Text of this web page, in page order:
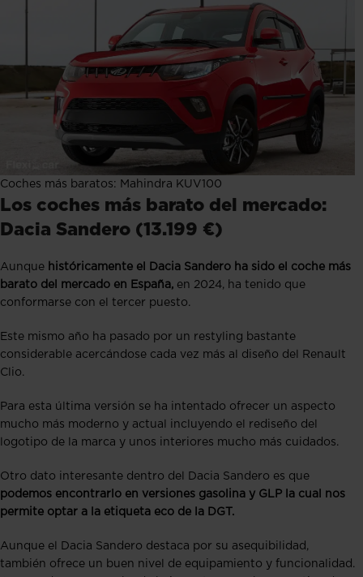
Coches más baratos: Mahindra KUV100
Los coches más barato del mercado:
Dacia Sandero (13.199 €)
Aunque históricamente el Dacia Sandero ha sido el coche más
barato del mercado en España, en 2024, ha tenido que
conformarse con el tercer puesto.
Este mismo año ha pasado por un restyling bastante
considerable acercándose cada vez más al diseño del Renault
Clio.
Para esta última versión se ha intentado ofrecer un aspecto
mucho más moderno y actual incluyendo el rediseño del
logotipo de la marca y unos interiores mucho más cuidados.
Otro dato interesante dentro del Dacia Sandero es que
podemos encontrarlo en versiones gasolina y GLP la cual nos
permite optar a la etiqueta eco de la DGT.
Aunque el Dacia Sandero destaca por su asequibilidad,
también ofrece un buen nivel de equipamiento y funcionalidad.